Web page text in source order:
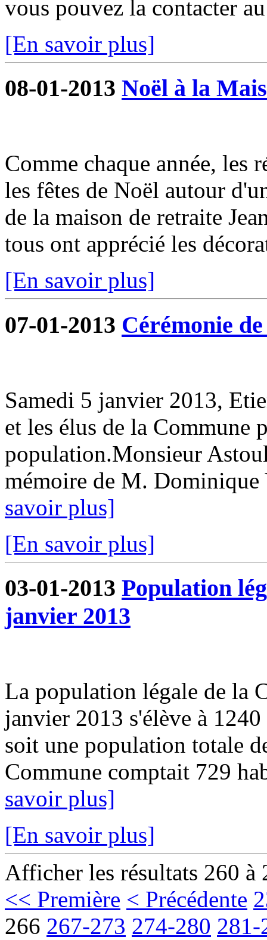
vous pouvez la contacter
[En savoir plus]
08-01-2013 Noël à la
Comme chaque année, les
les fêtes de Noël autour
de la maison de retraite
tous ont apprécié les
[En savoir plus]
07-01-2013 Cérémonie
Samedi 5 janvier 2013,
et les élus de la Commune
population.Monsieur
mémoire de M.
savoir plus]
[En savoir plus]
03-01-2013 Population
janvier 2013
La population légale de la
janvier 2013 s'élève à
soit une population totale
Commune comptait 729
savoir plus]
[En savoir plus]
Afficher les résultats 260 à
<< Première < Précédente
266 267-273 274-280 281-